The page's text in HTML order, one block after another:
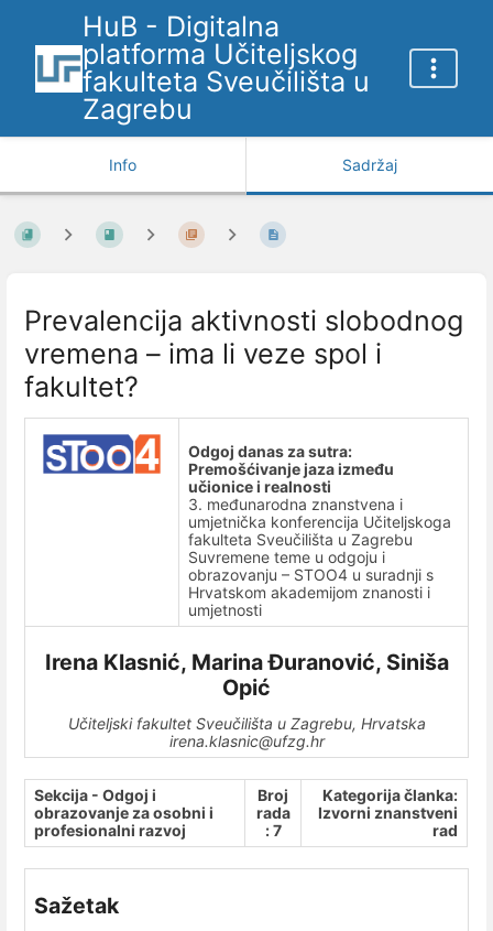
HuB - Digitalna
platforma Učiteljskog
fakulteta Sveučilišta u
Zagrebu
Info Sadržaj
Prevalencija aktivnosti slobodnog
vremena – ima li veze spol i
fakultet?
Odgoj danas za sutra:
Premošćivanje jaza između
učionice i realnosti
3. međunarodna znanstvena i
umjetnička konferencija Učiteljskoga
fakulteta Sveučilišta u Zagrebu
Suvremene teme u odgoju i
obrazovanju – STOO4 u suradnji s
Hrvatskom akademijom znanosti i
umjetnosti
Irena Klasnić, Marina Đuranović, Siniša
Opić
Učiteljski fakultet Sveučilišta u Zagrebu, Hrvatska
irena.klasnic@ufzg.hr
Sekcija - Odgoj i
obrazovanje za osobni i
profesionalni razvoj
Broj
rada
: 7
Kategorija članka:
Izvorni znanstveni
rad
Sažetak